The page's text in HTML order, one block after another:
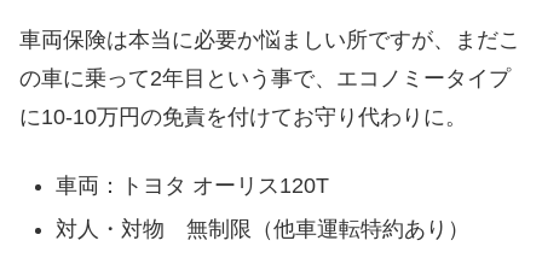
車両保険は本当に必要か悩ましい所ですが、まだこ
の車に乗って2年目という事で、エコノミータイプ
に10-10万円の免責を付けてお守り代わりに。
車両：トヨタ オーリス120T
対人・対物 無制限（他車運転特約あり）